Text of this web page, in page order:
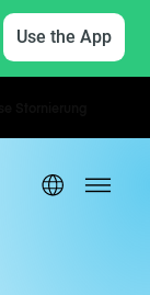
Use the App